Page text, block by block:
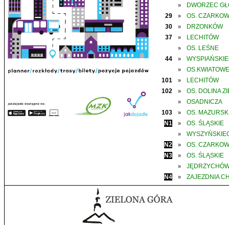
»
DWORZEC
29
»
OS.
30
»
DRZONKÓW
37
» LECHITÓW
»
OS. LEŚNE
44
»
»
OS.KWIATOWE
101
»
LECHITÓW
102
» OS. DOLINA
»
OSADNICZA
103
»
OS.
N1
» OS. ŚLĄSKIE
»
N2
»
OS.
N3
» OS. ŚLĄSKIE
»
N4
» ZAJEZDNIA